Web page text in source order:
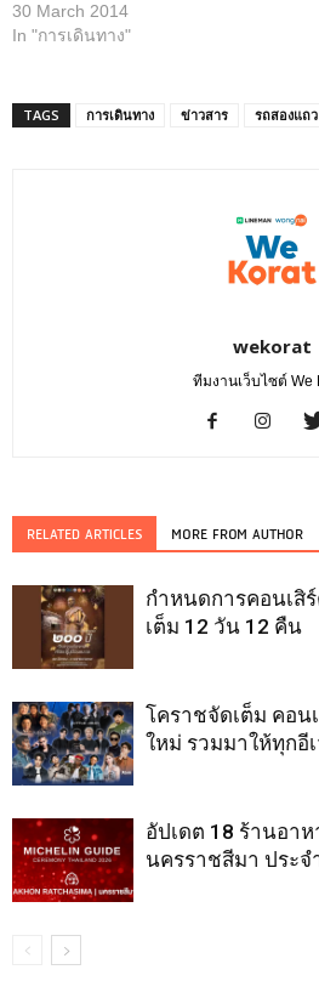
30 March 2014
In "การเดินทาง"
TAGS การเดินทาง ข่าวสาร รถสองแถว
wekorat
ทีมงานเว็บไซต์ We
RELATED ARTICLES MORE FROM AUTHOR
กำหนดการคอนเสิ
เต็ม 12 วัน 12 คืน
โคราชจัดเต็ม คอน
ใหม่ รวมมาให้ทุกอี
อัปเดต 18 ร้านอา
นครราชสีมา ประจ